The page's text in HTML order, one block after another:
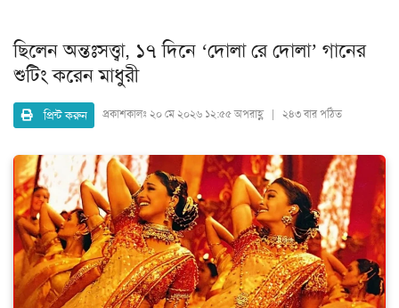
ছিলেন অন্তঃসত্ত্বা, ১৭ দিনে ‘দোলা রে দোলা’ গানের
শুটিং করেন মাধুরী
প্রিন্ট করুন প্রকাশকালঃ ২০ মে ২০২৬ ১২:৫৫ অপরাহ্ণ | ২৪৩ বার পঠিত